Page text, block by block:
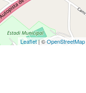
Leaflet| ©OpenStreetMap